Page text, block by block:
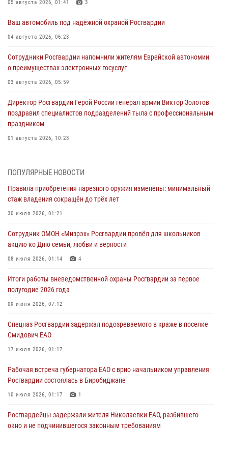
05 августа 2026, 01:41 3
Ваш автомобиль под надёжной охраной Росгвардии
04 августа 2026, 06:23
Сотрудники Росгвардии напомнили жителям Еврейской автономии
о преимуществах электронных госуслуг
03 августа 2026, 05:59
Директор Росгвардии Герой России генерал армии Виктор Золотов
поздравил специалистов подразделений тыла с профессиональным
праздником
01 августа 2026, 10:23
Российской Федерации
В Росгвардии вспоминают российских воинов, погибших в Первой
мировой войне 1914-1918 годов
Внесены изменения в правила проведения контрольного отстрела
гражданского оружия
Правила приобретения нарезного оружия изменены: минимальный
стаж владения сокращён до трёх лет
ПОПУЛЯРНЫЕ НОВОСТИ
Правила приобретения нарезного оружия изменены: минимальный
стаж владения сокращён до трёх лет
30 июля 2026, 01:21
Сотрудник ОМОН «Мизрэх» Росгвардии провёл для школьников
акцию ко Дню семьи, любви и верности
08 июля 2026, 01:14 4
Итоги работы вневедомственной охраны Росгвардии за первое
полугодие 2026 года
09 июля 2026, 07:12
Спецназ Росгвардии задержал подозреваемого в краже в поселке
Смидович ЕАО
17 июля 2026, 01:17
Рабочая встреча губернатора ЕАО с врио начальником управления
Росгвардии состоялась в Биробиджане
10 июля 2026, 01:17 1
Росгвардейцы задержали жителя Николаевки ЕАО, разбившего
окно и не подчинившегося законным требованиям